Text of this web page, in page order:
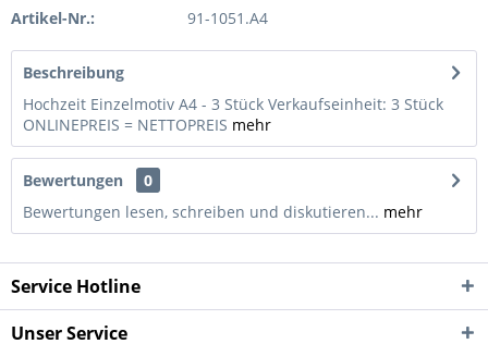
Artikel-Nr.: 91-1051.A4
Beschreibung
Hochzeit Einzelmotiv A4 - 3 Stück Verkaufseinheit: 3 Stück
ONLINEPREIS = NETTOPREIS mehr
Bewertungen
0
Bewertungen lesen, schreiben und diskutieren... mehr
Service Hotline
Unser Service